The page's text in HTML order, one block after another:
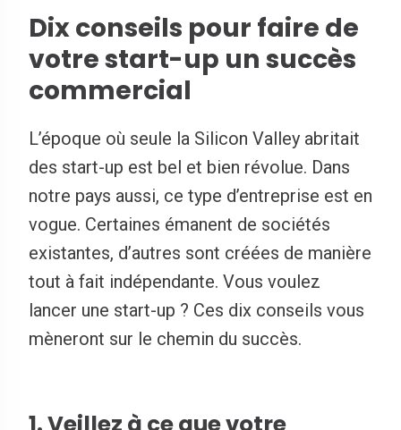
Dix conseils pour faire de
votre start-up un succès
commercial
L’époque où seule la Silicon Valley abritait
des start-up est bel et bien révolue. Dans
notre pays aussi, ce type d’entreprise est en
vogue. Certaines émanent de sociétés
existantes, d’autres sont créées de manière
tout à fait indépendante. Vous voulez
lancer une start-up ? Ces dix conseils vous
mèneront sur le chemin du succès.